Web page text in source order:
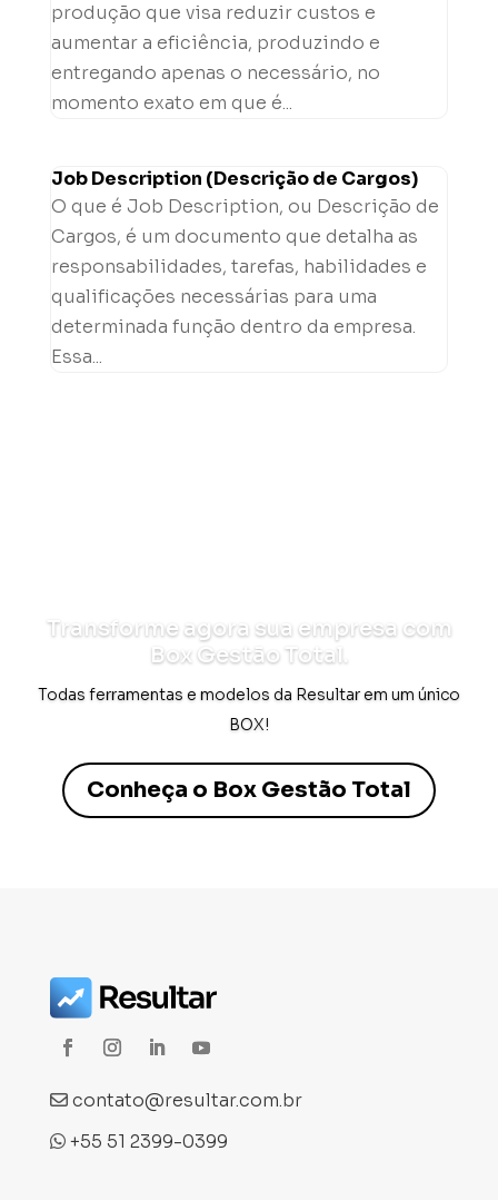
produção que visa reduzir custos e
aumentar a eficiência, produzindo e
entregando apenas o necessário, no
momento exato em que é...
Job Description (Descrição de Cargos)
O que é Job Description, ou Descrição de
Cargos, é um documento que detalha as
responsabilidades, tarefas, habilidades e
qualificações necessárias para uma
determinada função dentro da empresa.
Essa...
Transforme agora sua empresa com
Box Gestão Total.
Todas ferramentas e modelos da Resultar em um único
BOX!
Conheça o Box Gestão Total
contato@resultar.com.br
+55 51 2399-0399